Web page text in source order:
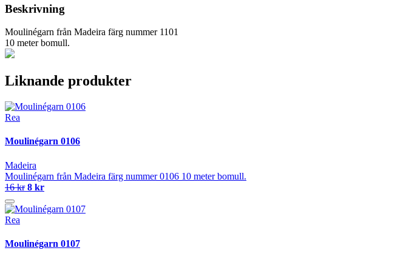
Beskrivning
Moulinégarn från Madeira färg nummer 1101
10 meter bomull.
Liknande produkter
Rea
Moulinégarn 0106
Madeira
Moulinégarn från Madeira färg nummer 0106 10 meter bomull.
16 kr 8 kr
Rea
Moulinégarn 0107